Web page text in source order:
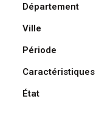
sur-
Seine,
perchoir
Département
Ville
Période
Caractéristiques
État